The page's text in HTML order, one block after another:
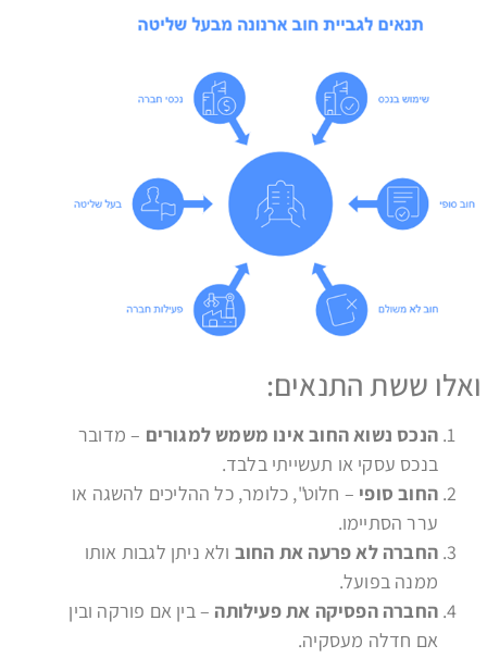
ואלו ששת התנאים:
הנכס נשוא החוב אינו משמש למגורים – מדובר
בנכס עסקי או תעשייתי בלבד.
החוב סופי – חלוט", כלומר, כל ההליכים להשגה או
ערר הסתיימו.
החברה לא פרעה את החוב ולא ניתן לגבות אותו
ממנה בפועל.
החברה הפסיקה את פעילותה – בין אם פורקה ובין
אם חדלה מעסקיה.